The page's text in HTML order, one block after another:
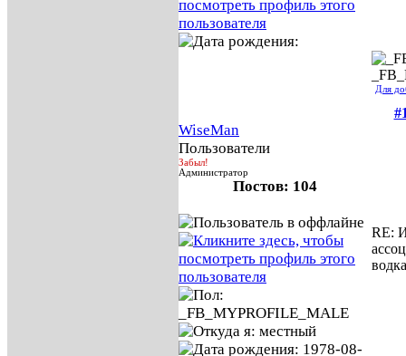
Для
WiseMan
Пользователи
Забыл!
Администратор
Постов: 104
RE:
водка